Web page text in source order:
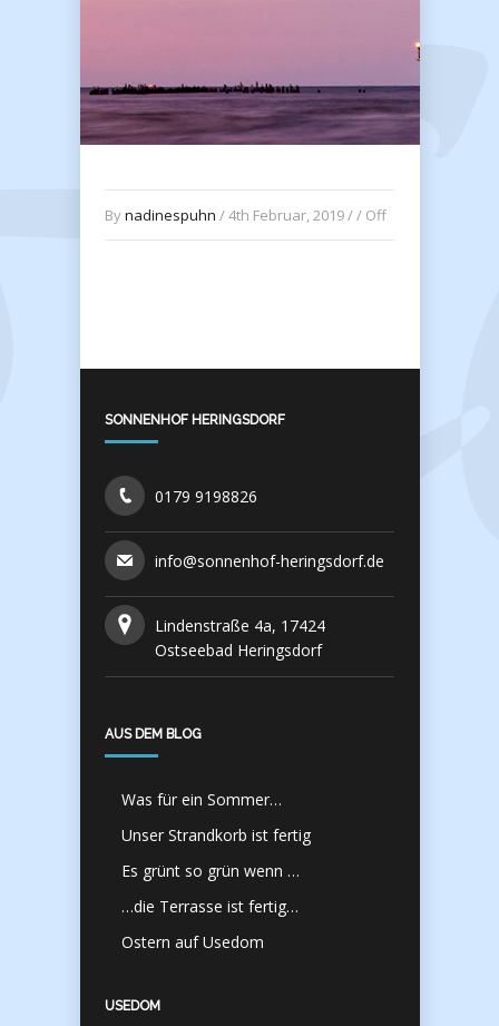
Bynadinespuhn / 4th Februar, 2019 / / Off
SONNENHOF HERINGSDORF
0179 9198826
info@sonnenhof-heringsdorf.de
Lindenstraße 4a, 17424
Ostseebad Heringsdorf
AUS DEM BLOG
Was für ein Sommer…
Unser Strandkorb ist fertig
Es grünt so grün wenn …
…die Terrasse ist fertig…
Ostern auf Usedom
USEDOM